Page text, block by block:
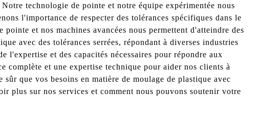
technologie de pointe et notre équipe expérimentée nous
l'importance de respecter des tolérances spécifiques dans le
et nos machines avancées nous permettent d'atteindre des
avec des tolérances serrées, répondant à diverses industries
et des capacités nécessaires pour répondre aux
complète et une expertise technique pour aider nos clients à
que vos besoins en matière de moulage de plastique avec
plus sur nos services et comment nous pouvons soutenir votre